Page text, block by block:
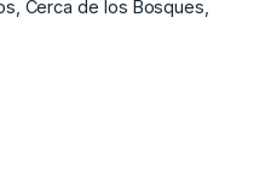
Cerca de los Bosques,